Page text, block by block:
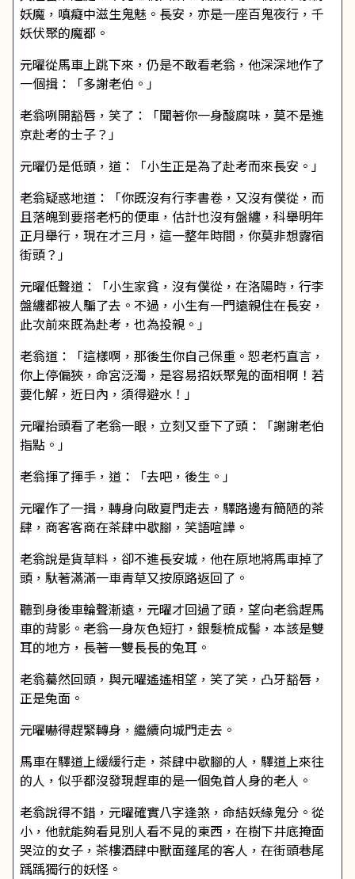
妖魔，嗔癡中滋生鬼魅。長安，亦是一座百鬼夜行，千
妖伏聚的魔都。
元曜從馬車上跳下來，仍是不敢看老翁，他深深地作了
一個揖：「多謝老伯。」
老翁咧開豁唇，笑了：「聞著你一身酸腐味，莫不是進
京赴考的士子？」
元曜仍是低頭，道：「小生正是為了赴考而來長安。」
老翁疑惑地道：「你既沒有行李書卷，又沒有僕從，而
且落魄到要搭老朽的便車，估計也沒有盤纏，科舉明年
正月舉行，現在才三月，這一整年時間，你莫非想露宿
街頭？」
元曜低聲道：「小生家貧，沒有僕從，在洛陽時，行李
盤纏都被人騙了去。不過，小生有一門遠親住在長安，
此次前來既為赴考，也為投親。」
老翁道：「這樣啊，那後生你自己保重。恕老朽直言，
你上停偏狹，命宮泛濁，是容易招妖聚鬼的面相啊！若
要化解，近日內，須得避水！」
元曜抬頭看了老翁一眼，立刻又垂下了頭：「謝謝老伯
指點。」
老翁揮了揮手，道：「去吧，後生。」
元曜作了一揖，轉身向啟夏門走去，驛路邊有簡陋的茶
肆，商客客商在茶肆中歇腳，笑語喧譁。
老翁說是貨草料，卻不進長安城，他在原地將馬車掉了
頭，馱著滿滿一車青草又按原路返回了。
聽到身後車輪聲漸遠，元曜才回過了頭，望向老翁趕馬
車的背影。老翁一身灰色短打，銀髮梳成髻，本該是雙
耳的地方，長著一雙長長的兔耳。
老翁驀然回頭，與元曜遙遙相望，笑了笑，凸牙豁唇，
正是兔面。
元曜嚇得趕緊轉身，繼續向城門走去。
馬車在驛道上緩緩行走，茶肆中歇腳的人，驛道上來往
的人，似乎都沒發現趕車的是一個兔首人身的老人。
老翁說得不錯，元曜確實八字逢煞，命結妖緣鬼分。從
小，他就能夠看見別人看不見的東西，在樹下井底掩面
哭泣的女子，茶樓酒肆中獸面蓬尾的客人，在街頭巷尾
踽踽獨行的妖怪。